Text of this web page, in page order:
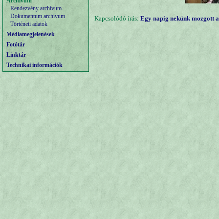
Rendezvény archívum
Dokumentum archívum
Történeti adatok
Médiamegjelenések
Fotótár
Linktár
Technikai információk
Kapcsolódó írás: Egy napig nekünk mozgott